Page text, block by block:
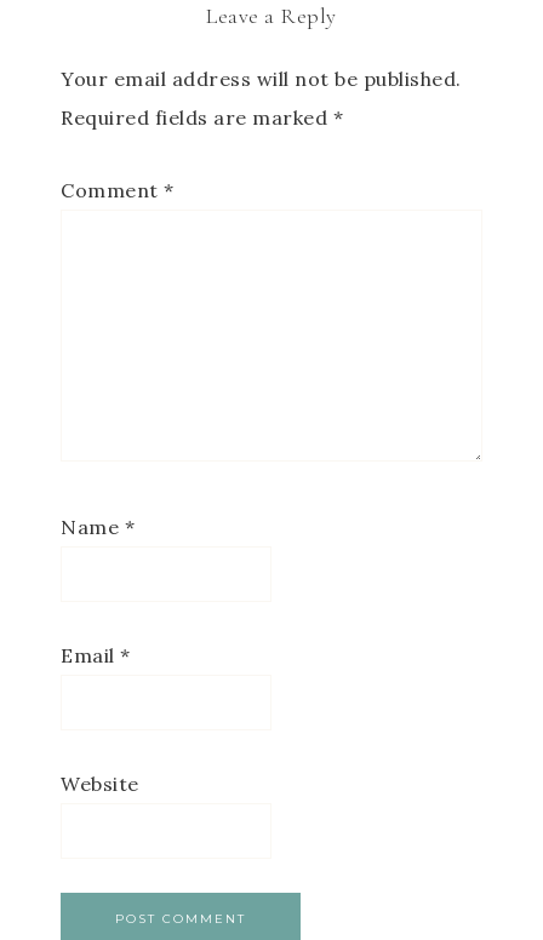
Leave a Reply
Your email address will not be published.
Required fields are marked *
Comment *
Name *
Email *
Website